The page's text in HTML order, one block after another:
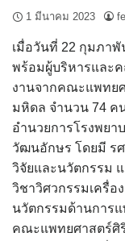
1 มีนาคม 2023
เมื่อวันที่ 22 กุมภา
พร้อมผู้บริหารและ
งานจากคณะแพทย
มหิดล จำนวน 74 ค
อำนวยการโรงพยา
วัฒนอักษร โดยมี ร
วิจัยและนวัตกรรม
วิชาวิศวกรรมเครื่
นวัตกรรมด้านการ
คณะแพทยศาสตร์ศิ